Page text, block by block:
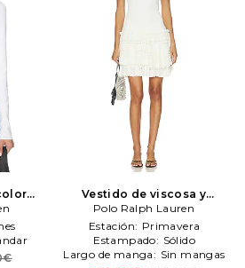
Vestido de viscosa y
algodón, corte ajustado y
falda acampaN/Ada en color
blanco Polo Ralph Lauren
Polo Ralph Lauren
Estación: Primavera
Estampado: Sólido
Largo de manga: Sin mangas